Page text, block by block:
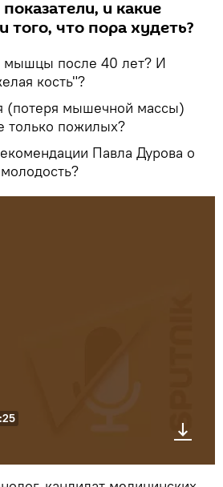
и какие
того, что пора худеть?
мышцы после 40 лет? И
кость"?
(потеря мышечной массы)
только пожилых?
Павла Дурова о